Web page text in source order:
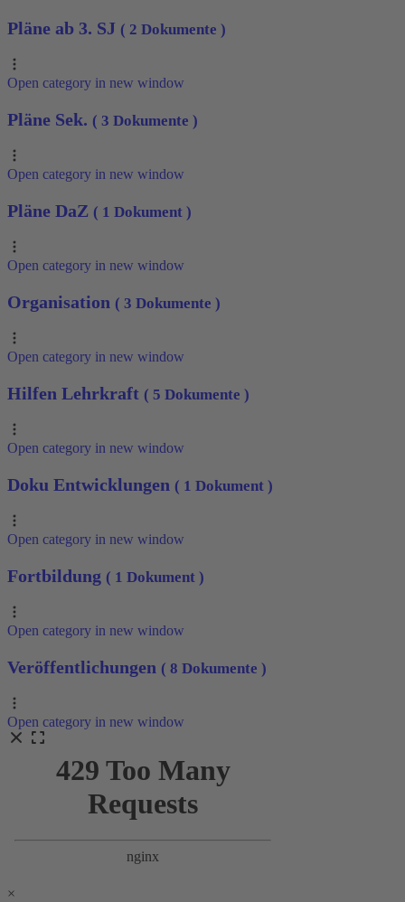
Pläne ab 3. SJ ( 2 Dokumente )
Open category in new window
Pläne Sek. ( 3 Dokumente )
Open category in new window
Pläne DaZ ( 1 Dokument )
Open category in new window
Organisation ( 3 Dokumente )
Open category in new window
Hilfen Lehrkraft ( 5 Dokumente )
Open category in new window
Doku Entwicklungen ( 1 Dokument )
Open category in new window
Fortbildung ( 1 Dokument )
Open category in new window
Veröffentlichungen ( 8 Dokumente )
Open category in new window
×